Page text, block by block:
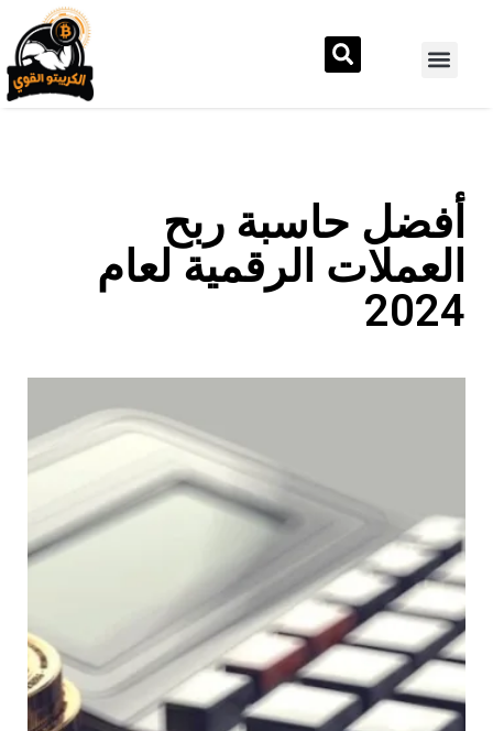
أفضل حاسبة ربح
العملات الرقمية لعام
2024